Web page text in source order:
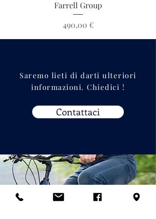
Farrell Group
Prezzo
490,00 €
Saremo lieti di darti ulteriori
informazioni. Chiedici !
Contattaci